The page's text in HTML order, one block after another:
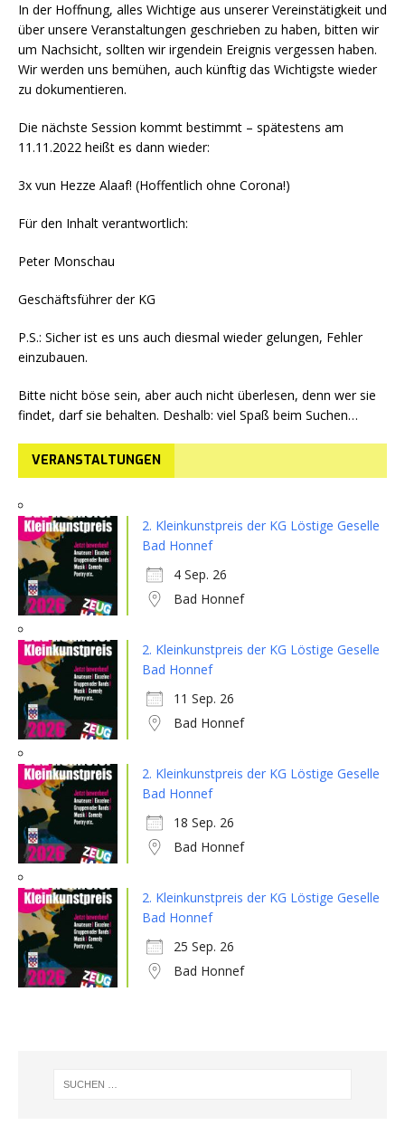
In der Hoffnung, alles Wichtige aus unserer Vereinstätigkeit und
über unsere Veranstaltungen geschrieben zu haben, bitten wir
um Nachsicht, sollten wir irgendein Ereignis vergessen haben.
Wir werden uns bemühen, auch künftig das Wichtigste wieder
zu dokumentieren.
Die nächste Session kommt bestimmt – spätestens am
11.11.2022 heißt es dann wieder:
3x vun Hezze Alaaf! (Hoffentlich ohne Corona!)
Für den Inhalt verantwortlich:
Peter Monschau
Geschäftsführer der KG
P.S.: Sicher ist es uns auch diesmal wieder gelungen, Fehler
einzubauen.
Bitte nicht böse sein, aber auch nicht überlesen, denn wer sie
findet, darf sie behalten. Deshalb: viel Spaß beim Suchen…
VERANSTALTUNGEN
2. Kleinkunstpreis der KG Löstige Geselle
Bad Honnef
4 Sep. 26
Bad Honnef
2. Kleinkunstpreis der KG Löstige Geselle
Bad Honnef
11 Sep. 26
Bad Honnef
2. Kleinkunstpreis der KG Löstige Geselle
Bad Honnef
18 Sep. 26
Bad Honnef
2. Kleinkunstpreis der KG Löstige Geselle
Bad Honnef
25 Sep. 26
Bad Honnef